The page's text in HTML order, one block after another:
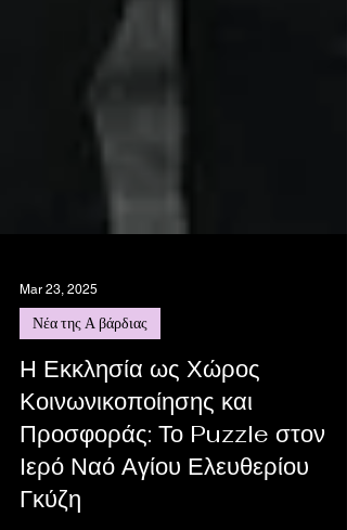
Mar 23, 2025
Νέα της Α βάρδιας
Η Εκκλησία ως Χώρος
Κοινωνικοποίησης και
Προσφοράς: Το Puzzle στον
Ιερό Ναό Αγίου Ελευθερίου